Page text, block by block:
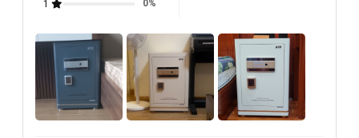
1
0%